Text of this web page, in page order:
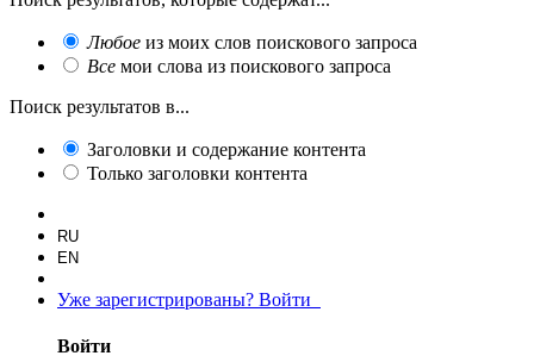
Любое из моих слов поискового запроса
Все мои слова из поискового запроса
Поиск результатов в...
Заголовки и содержание контента
Только заголовки контента
RU
EN
Уже зарегистрированы? Войти
Войти